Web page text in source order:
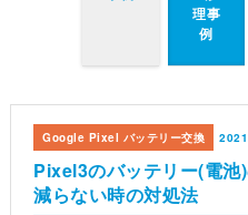
理事
例
Pixel3のバッテリー(電池)
減らない時の対処法
Google Pixel バッテリー交換